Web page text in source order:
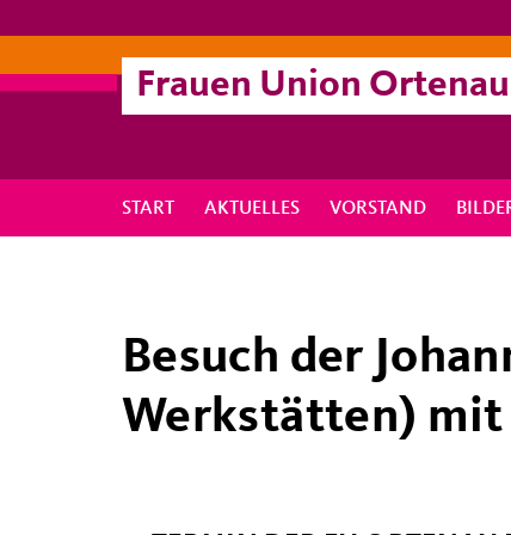
Frauen Union Ortenau
START AKTUELLES VORSTAND
Besuch der
Werkstätten) mit